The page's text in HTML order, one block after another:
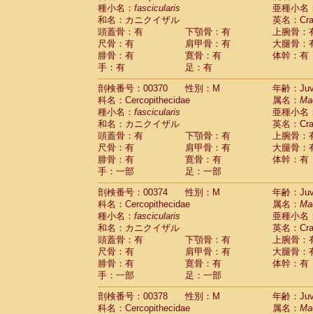
種小名： fascicularis
亜種小名
和名：カニクイザル
英名：
頭蓋骨：有
下顎骨：有
上腕骨：
尺骨：有
肩甲骨：有
大腿骨：
腓骨：有
寛骨：有
体幹：有
手：有
足：有
剖検番号：00370
性別：M
年齢：
科名：Cercopithecidae
属名：
種小名： fascicularis
亜種小名
和名：カニクイザル
英名：
頭蓋骨：有
下顎骨：有
上腕骨：
尺骨：有
肩甲骨：有
大腿骨：
腓骨：有
寛骨：有
体幹：有
手：一部
足：一部
剖検番号：00374
性別：M
年齢：
科名：Cercopithecidae
属名：
種小名： fascicularis
亜種小名
和名：カニクイザル
英名：
頭蓋骨：有
下顎骨：有
上腕骨：
尺骨：有
肩甲骨：有
大腿骨：
腓骨：有
寛骨：有
体幹：有
手：一部
足：一部
剖検番号：00378
性別：M
年齢：
科名：Cercopithecidae
属名：